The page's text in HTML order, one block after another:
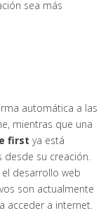
sea más
automática a las
mientras que una
first ya está
su creación.
desarrollo web
son actualmente
acceder a internet.